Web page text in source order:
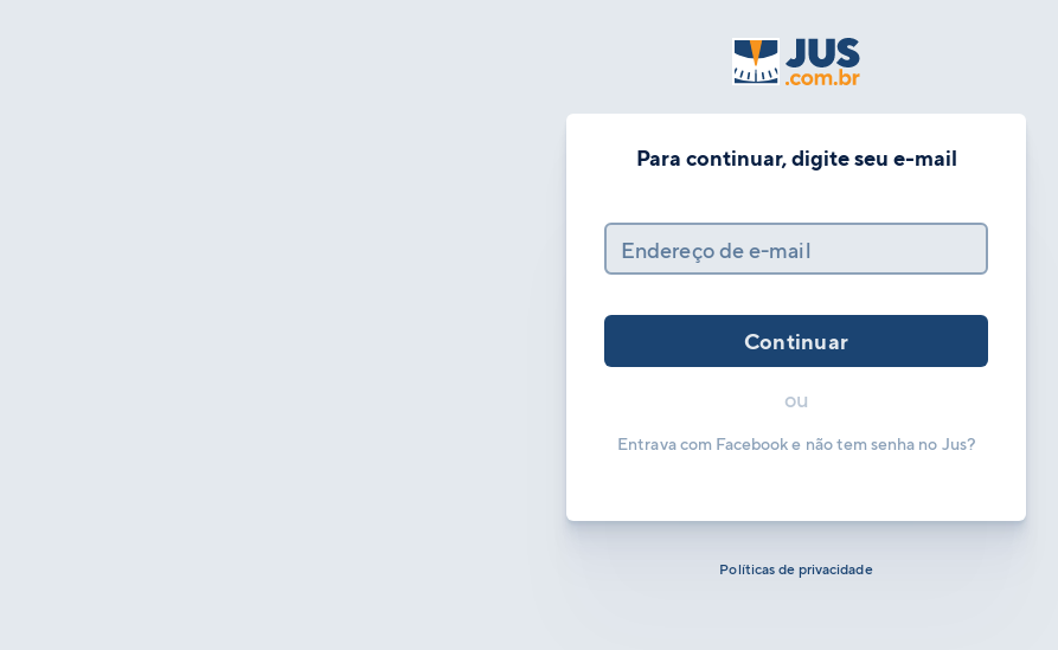
Para continuar, digite seu e-mail
Endereço de e-mail
Continuar
ou
Entrava com Facebook e não tem senha no Jus?
Políticas de privacidade